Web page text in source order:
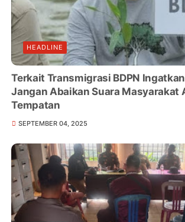
HEADLINE
Terkait Transmigrasi BDPN
Jangan Abaikan Suara Masyarakat
Tempatan
SEPTEMBER 04, 2025